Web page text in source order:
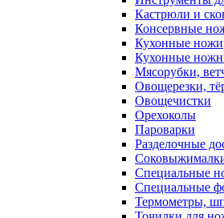
Кастрюли и
Консервные
Кухонные ножи
Кухонные
Мясорубки,
Овощерезки,
Овощечистки
Орехоколы
Пароварки
Разделочные
Специальные
Специальные
Термометры,